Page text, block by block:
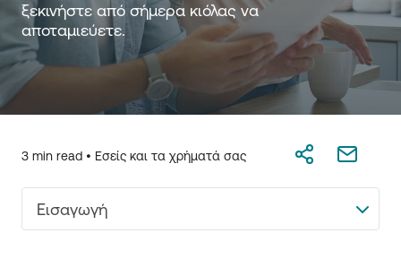
ξεκινήστε από σήμερα κιόλας να
αποταμιεύετε.
3 min read • Εσείς και τα χρήματά σας
Εισαγωγή